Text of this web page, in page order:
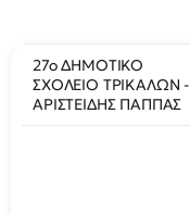
27ο ΔΗΜΟΤΙΚΟ
ΣΧΟΛΕΙΟ ΤΡΙΚΑΛΩΝ -
ΑΡΙΣΤΕΙΔΗΣ ΠΑΠΠΑΣ